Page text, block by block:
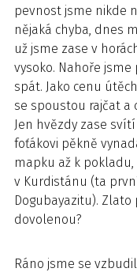
pevnost jsme nikde
nějaká chyba, dnes
už jsme zase v
vysoko. Nahoře
spát. Jako cenu
se spoustou rajčat a
Jen hvězdy zase
foťákovi pěkně
mapku až k
v Kurdistánu (ta
Dogubayazitu).
dovolenou?
Ráno jsme se